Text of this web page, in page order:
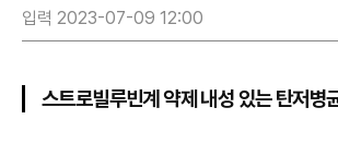
입력 2023-07-09 12:00
스트로빌루빈계 약제 내성 있는 탄저병